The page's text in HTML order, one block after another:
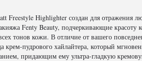
Freestyle Highlighter создан для отражения
Fenty Beauty, подчеркивающие
тонов кожи. В отличие от вашего
крем-пудрового хайлайтера, который
придающим ему ультра-гладкую